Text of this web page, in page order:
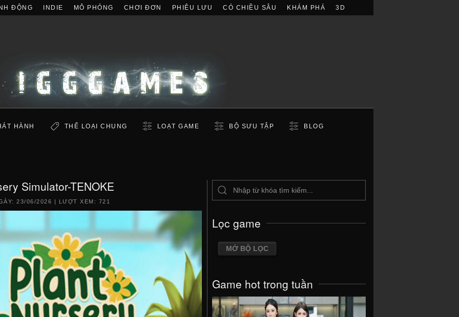
ĐỘNG INDIE MÔ PHỎNG CHƠI ĐƠN PHIÊU LƯU CÓ CHIỀU SÂU KHÁM PHÁ 3D
HÀNH THỂ LOẠI CHUNG LOẠT GAME BỘ SƯU TẬP BLOG
Simulator-TENOKE
23/06/2026 | LƯỢT XEM: 721
Lọc game
MỞ BỘ LỌC
Game hot trong tuần